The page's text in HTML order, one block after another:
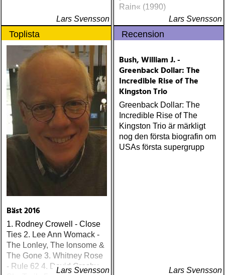
ÅRETS 'LILLA' PAUL
SIMON: harper simon :
harper simon (tulsi) ÅRETS
JD SOUTHER: iain
matthews : joy mining
(matrix) ÅRETS FANBASE-
PROJEKT: jill sobule :
california years (pinko)
ÅRETS GUY CLARK: keith
miles : beyond the
headlights (house of trout)
ÅRETS
AMERICA/BYRDS/EAGLES/JAYHAWKS:
maplewood : yeti boombox
(tapete) ÅRETS
SUPERGRUPP: monsters
(rough trade) ÅRETS T-
BONE BURNETT:
minor label) ÅRETS
STÖRSTA, VÄRSTA,
TYNGSTA & DYRASTE:
neil young : archives
(reprise) ÅRETS GRAM &
Lars Svensson
Rain« (1990)
Lars Svensson
Toplista
Bäst 2016
1. Rodney Crowell - Close
Ties 2. Lee Ann Womack -
The Lonley, The lonsome &
The Gone 3. Whitney Rose
- Rule 62 4. David Crosby -
Lars Svensson
Recension
Bush, William J. -
Greenback Dollar: The
Incredible Rise of The
Kingston Trio
Greenback Dollar: The
Incredible Rise of The
Kingston Trio är märkligt
nog den första biografin om
USAs första supergrupp
Lars Svensson